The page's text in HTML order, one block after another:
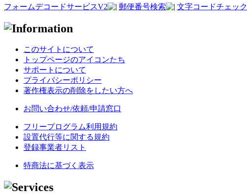
フォームデコードサービスV2 郵便番号検索 文字コードチェック
このサイトについて
トップページのアイコンたち
サポートについて
プライバシーポリシー
著作権表示の削除をしたい方へ
お問い合わせ/依頼/申請窓口
フリープログラム利用規約
設置代行等に関する規約
登録事業者リスト
特商法に基づく表示